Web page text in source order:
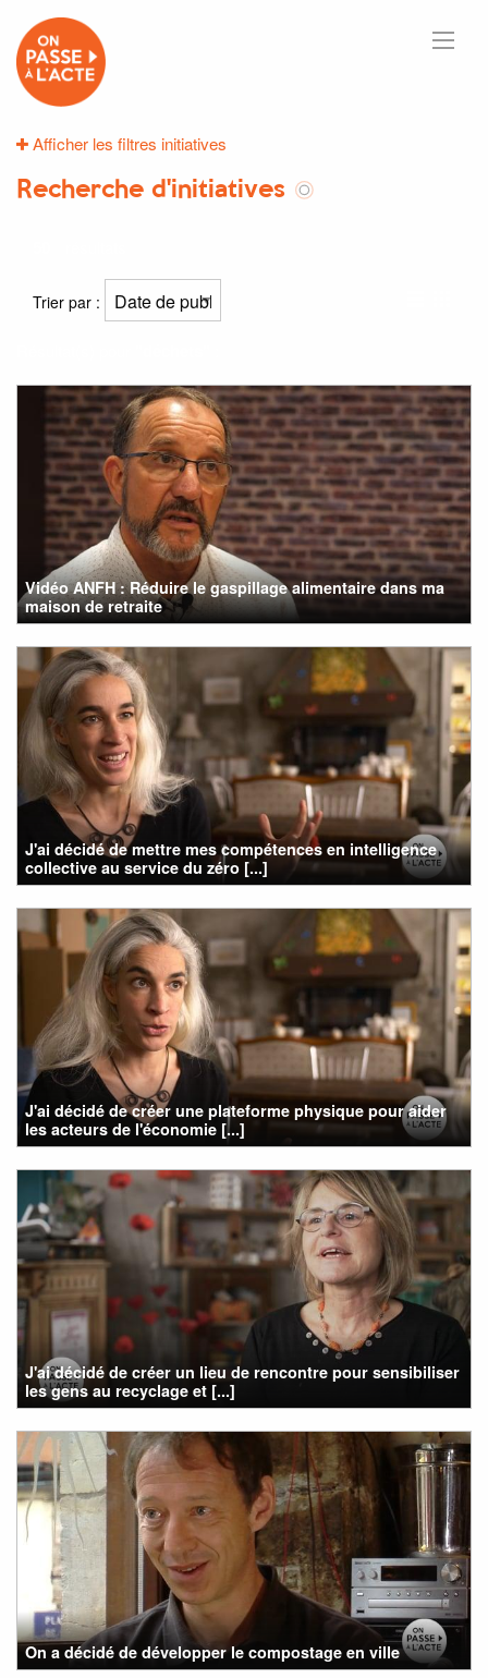
Afficher les filtres initiatives
Recherche d'initiatives
Trier par :
Vidéo ANFH : Réduire le gaspillage alimentaire dans ma
maison de retraite
J'ai décidé de mettre mes compétences en intelligence
collective au service du zéro [...]
J'ai décidé de créer une plateforme physique pour aider
les acteurs de l'économie [...]
J'ai décidé de créer un lieu de rencontre pour sensibiliser
les gens au recyclage et [...]
On a décidé de développer le compostage en ville